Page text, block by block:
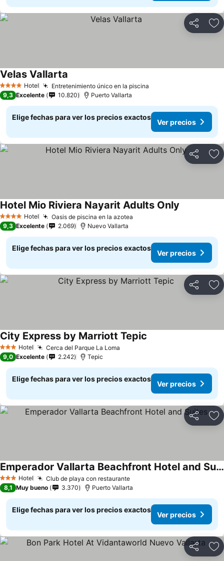
Compartir
4 EstrellasHotel Entretenimiento único en la piscina
Velas Vallarta
9,3 Excelente 10.820 Puerto Vallarta
Elige fechas para ver los precios exactos
Ver precios
Compartir
4 EstrellasHotel Oasis de piscina en la azotea
Hotel Mio Riviera Nayarit Adults Only
9,3 Excelente 2.069 Nuevo Vallarta
Elige fechas para ver los precios exactos
Ver precios
Compartir
3 Estrellas
Hotel Cerca del Parque La Loma
City Express by Marriott Tepic
9,0 Excelente 2.242 Tepic
Elige fechas para ver los precios exactos
Ver precios
Compartir
3 Estrellas
Hotel Club de playa con restaurante
Emperador Vallarta Beachfront Hotel and Suites
8,1 Muy bueno 3.370 Puerto Vallarta
Elige fechas para ver los precios exactos
Ver precios
Compartir